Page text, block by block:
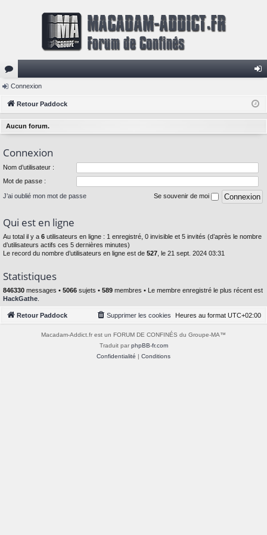
or
u
m
ne
Connexion
Retour Paddock
Aucun forum.
Connexion
Nom d’utilisateur :
Mot de passe :
J’ai oublié mon mot de passe Se souvenir de moi
Qui est en ligne
Au total il y a 6 utilisateurs en ligne : 1 enregistré, 0 invisible et 5 invités (d’après le nombre
d’utilisateurs actifs ces 5 dernières minutes)
Le record du nombre d’utilisateurs en ligne est de 527 , le 21 sept. 2024 03:31
Statistiques
846330 messages • 5066 sujets • 589 membres • Le membre enregistré le plus récent est
HackGathe
Retour Paddock Heures au format UTC+02:00
Supprimer les cookies
Macadam-Addict.fr est un FORUM DE CONFINÉS du Groupe-MA™
Traduit par phpBB-fr.com
Confidentialité | Conditions